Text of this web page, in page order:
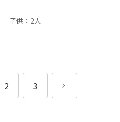
子供：2人
2 3